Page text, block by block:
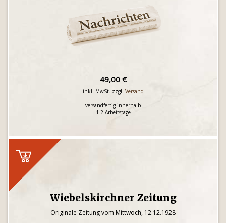
49,00 €
inkl. MwSt. zzgl. Versand
versandfertig innerhalb
1-2 Arbeitstage
Wiebelskirchner Zeitung
Originale Zeitung vom Mittwoch, 12.12.1928